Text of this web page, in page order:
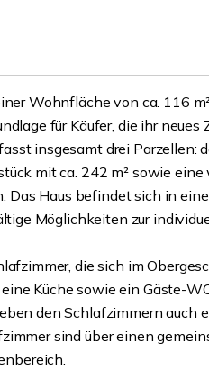
Wohnfläche von ca. 116
für Käufer, die ihr neues
insgesamt drei Parzellen:
mit ca. 242 m² sowie
Das Haus befindet sich in
Möglichkeiten zur
die sich im
Küche sowie ein Gäste-
den Schlafzimmern auch
sind über einen